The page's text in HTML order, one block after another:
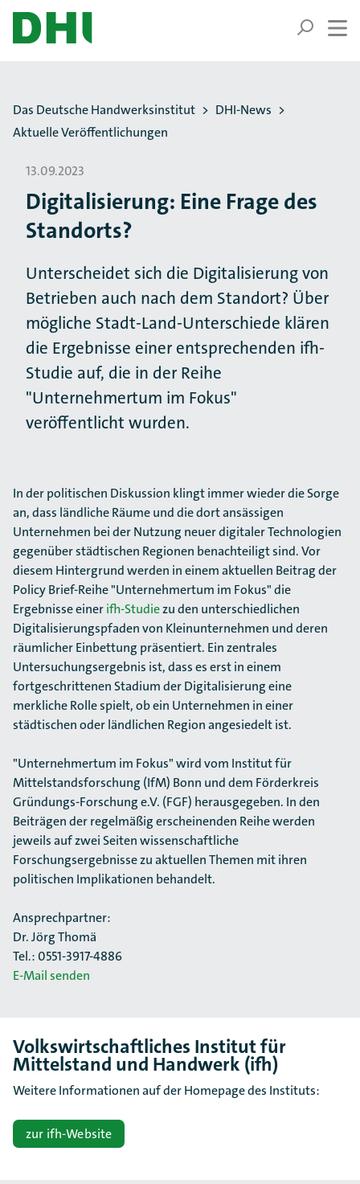
ZUM HAUPTINHALT SPRINGEN
ZUR SUCHE SPRINGEN
Sie befinden sich hier:
Das Deutsche Handwerksinstitut
DHI-News
Aktuelle Veröffentlichungen
13.09.2023
Digitalisierung: Eine Frage des
Standorts?
Unterscheidet sich die Digitalisierung von
Betrieben auch nach dem Standort? Über
mögliche Stadt-Land-Unterschiede klären
die Ergebnisse einer entsprechenden ifh-
Studie auf, die in der Reihe
"Unternehmertum im Fokus"
veröffentlicht wurden.
In der politischen Diskussion klingt immer wieder die Sorge
an, dass ländliche Räume und die dort ansässigen
Unternehmen bei der Nutzung neuer digitaler Technologien
gegenüber städtischen Regionen benachteiligt sind. Vor
diesem Hintergrund werden in einem aktuellen Beitrag der
Policy Brief-Reihe "Unternehmertum im Fokus" die
Ergebnisse einerifh-Studiezu den unter­schiedlichen
Digitalisierungspfaden von Kleinunternehmen und deren
räumlicher Einbettung präsentiert. Ein zentrales
Untersuchungsergebnis ist, dass es erst in einem
fortgeschrittenen Stadium der Digitalisierung eine
merkliche Rolle spielt, ob ein Unternehmen in einer
städtischen oder ländlichen Region angesiedelt ist.
"Unternehmertum im Fokus" wird vom Institut für
Mittelstandsforschung (IfM) Bonn und dem Förderkreis
Gründungs-Forschung e.V. (FGF) herausgegeben. In den
Beiträgen der regelmäßig erscheinenden Reihe werden
jeweils auf zwei Seiten wissenschaftliche
Forschungsergebnisse zu aktuellen Themen mit ihren
politischen Implikationen behandelt.
Ansprechpartner:
Dr. Jörg Thomä
Tel.: 0551-3917-4886
E-Mail senden
Volkswirtschaftliches Institut für
Mittelstand und Handwerk (ifh)
Weitere Informationen auf der Homepage des Instituts:
zur ifh-Website